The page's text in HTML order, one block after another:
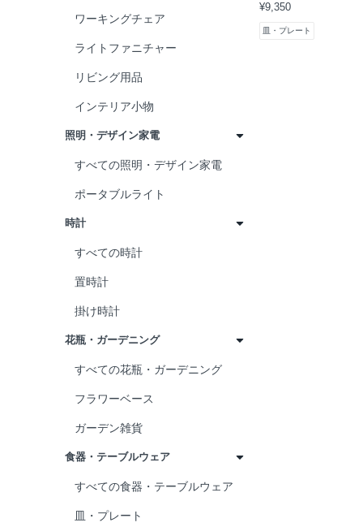
リラックスのひとときを
がんばったご褒美に
アニマル
植物
コーヒー
紅茶
お茶
ワイン
お酒
料理
縁起物
リラックス
バスタイム
デスク周り
旅行
ワーキングチェア
ライトファニチャー
リビング用品
インテリア小物
照明・デザイン家電
すべての照明・デザイン家電
ポータブルライト
時計
すべての時計
置時計
掛け時計
花瓶・ガーデニング
すべての花瓶・ガーデニング
フラワーベース
ガーデン雑貨
食器・テーブルウェア
すべての食器・テーブルウェア
皿・プレート
¥9,350
皿・プレート